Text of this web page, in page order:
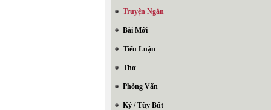
Truyện Ngắn
Bài Mới
Tiểu Luận
Thơ
Phỏng Vấn
Ký / Tùy Bút